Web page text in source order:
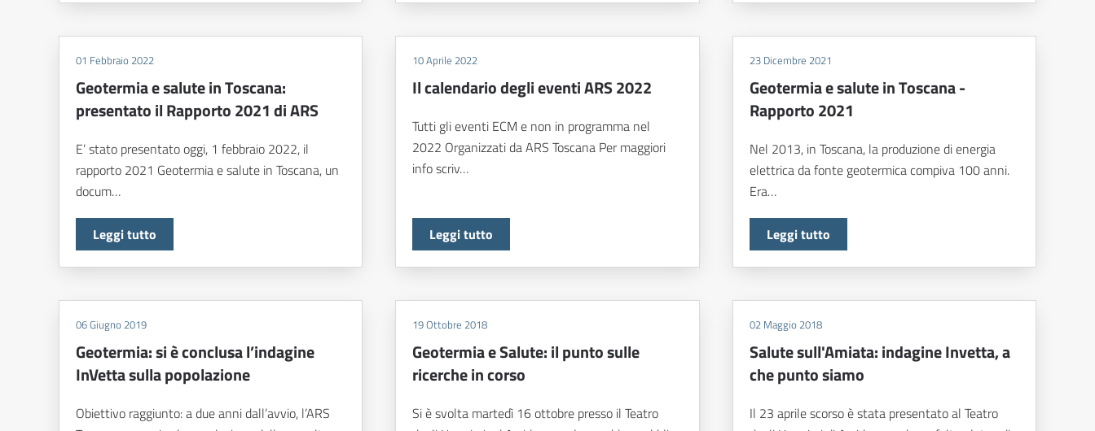
01 Febbraio 2022
Geotermia e salute in Toscana:
presentato il Rapporto 2021 di ARS
E’ stato presentato oggi, 1 febbraio 2022, il
rapporto 2021 Geotermia e salute in Toscana, un
docum…
Leggi tutto
10 Aprile 2022
Il calendario degli eventi ARS 2022
Tutti gli eventi ECM e non in programma nel
2022 Organizzati da ARS Toscana Per maggiori
info scriv…
Leggi tutto
23 Dicembre 2021
Geotermia e salute in Toscana -
Rapporto 2021
Nel 2013, in Toscana, la produzione di energia
elettrica da fonte geotermica compiva 100 anni.
Era…
Leggi tutto
06 Giugno 2019
Geotermia: si è conclusa l’indagine
InVetta sulla popolazione
Obiettivo raggiunto: a due anni dall’avvio, l’ARS
19 Ottobre 2018
Geotermia e Salute: il punto sulle
ricerche in corso
Si è svolta martedì 16 ottobre presso il Teatro
02 Maggio 2018
Salute sull'Amiata: indagine Invetta, a
che punto siamo
Il 23 aprile scorso è stata presentato al Teatro